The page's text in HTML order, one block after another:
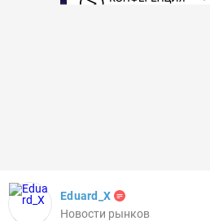
Eduard_X
Новости рынков